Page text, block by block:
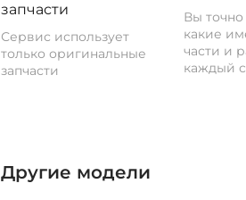
запчасти
Сервис использует
только оригинальные
запчасти
Вы точно
какие
части и
каждый
Другие модели